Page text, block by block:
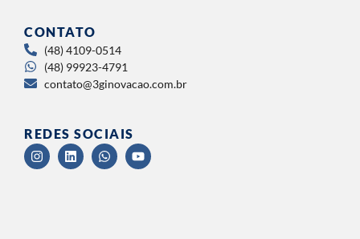
CONTATO
(48) 4109-0514
(48) 99923-4791
contato@3ginovacao.com.br
REDES SOCIAIS